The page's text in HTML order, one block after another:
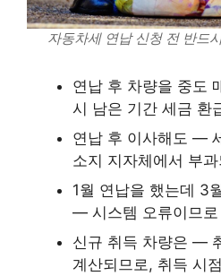
자동차세 연납 신청 전 반드
연납 후 차량을 중도
시 남은 기간 세금 환
연납 후 이사해도 —
소지 지자체에서 부
1월 연납을 했는데 3
— 시스템 오류이므로
신규 취득 차량은 —
계산되므로, 취득 시